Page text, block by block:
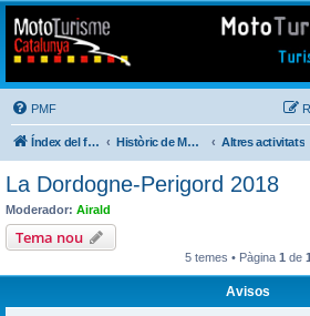
Mototurisme
Turisme en moto en català
PMF
Índex del fòrum Històric de Mototurisme Altres activitats
La Dordogne-Perigord 2018
Moderador: Airald
Tema nou
5 temes • Pàgina 1 de 1
Avisos